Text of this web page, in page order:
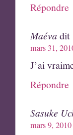
Répondre
Maéva dit
mars 31,
J’ai
Répondre
Sasuke
mars 9,